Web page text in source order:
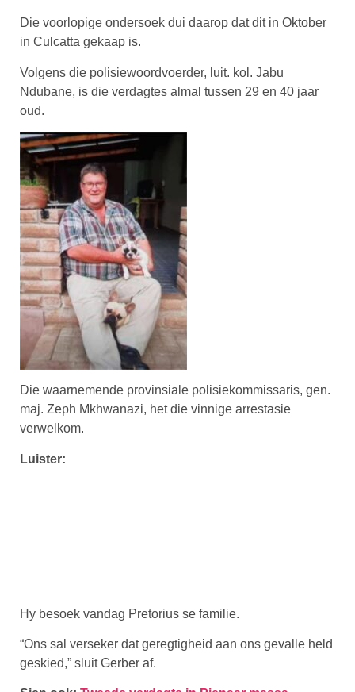
Die voorlopige ondersoek dui daarop dat dit in Oktober
in Culcatta gekaap is.
Volgens die polisiewoordvoerder, luit. kol. Jabu
Ndubane, is die verdagtes almal tussen 29 en 40 jaar
oud.
Die waarnemende provinsiale polisiekommissaris, gen.
maj. Zeph Mkhwanazi, het die vinnige arrestasie
verwelkom.
Luister:
Hy besoek vandag Pretorius se familie.
“Ons sal verseker dat geregtigheid aan ons gevalle held
geskied,” sluit Gerber af.